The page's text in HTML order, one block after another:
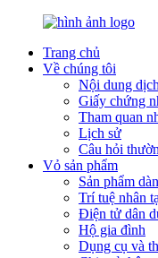
Trang chủ
Về chúng tôi
Nội dung
Giấy chứng
Tham quan
Lịch sử
Câu hỏi
Vỏ sản phẩm
Sản phẩm
Trí tuệ nhân
Điện tử dân
Hộ gia đình
Dụng cụ và